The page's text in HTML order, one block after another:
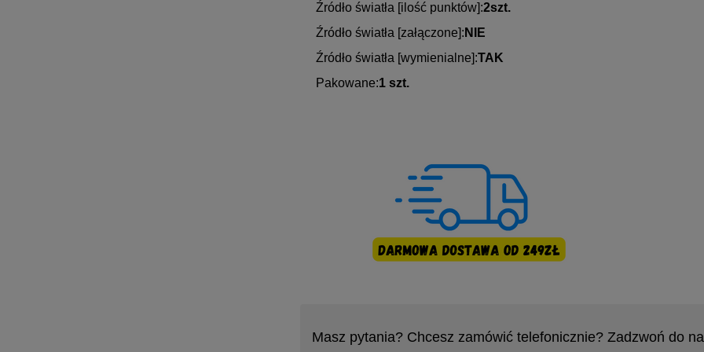
Źródło światła [ilość punktów]:2szt.
Źródło światła [załączone]: NIE
Źródło światła [wymienialne]:TAK
Pakowane:1 szt.
Masz pytania? Chcesz zamówić telefonicznie? Zadzwoń do